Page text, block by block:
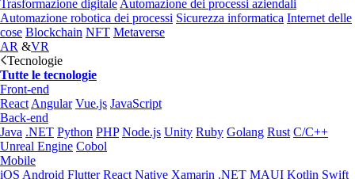
Trasformazione digitale Automazione dei processi aziendali
Automazione robotica dei processi Sicurezza informatica Internet delle
cose Blockchain NFT Metaverse
AR &VR
Tecnologie
Tutte le tecnologie
Front-end
React Angular Vue.js JavaScript
Back-end
Java .NET Python PHP Node.js Unity Ruby Golang Rust C/C++
Unreal Engine Cobol
Mobile
iOS Android Flutter React Native Xamarin .NET MAUI Kotlin Swift